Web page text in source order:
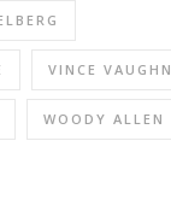
VINCE VAUGHN
WOODY ALLEN